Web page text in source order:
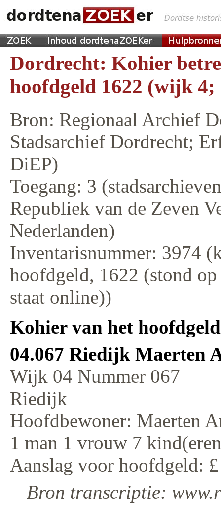
Dordrecht: Kohier
hoofdgeld 1622 (wijk 4;
Bron: Regionaal Archief
Stadsarchief Dordrecht;
DiEP)
Toegang: 3
Republiek van de Zeven
Nederlanden)
Inventarisnummer: 3974
hoofdgeld, 1622 (stond
staat online))
Kohier van het
04.067 Riedijk Maerten
Wijk 04 Nummer 067
Riedijk
Hoofdbewoner: Maerten
1 man 1 vrouw 7
Aanslag voor hoofdgeld:
Bron transcriptie: